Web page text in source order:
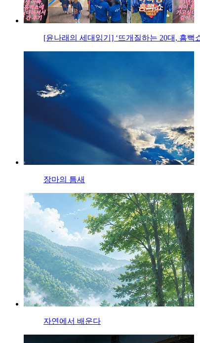
[윤나래의 세대읽기] ‘뜨개질하는 20대, 흠뻑
장마의 틈새
자연에서 배운다